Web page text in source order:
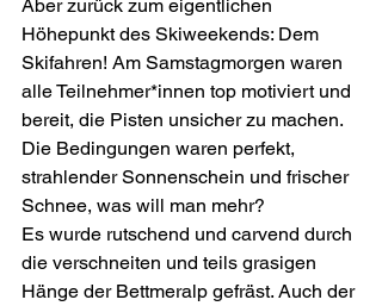
Aber zurück zum eigentlichen
Höhepunkt des Skiweekends: Dem
Skifahren! Am Samstagmorgen waren
alle Teilnehmer*innen top motiviert und
bereit, die Pisten unsicher zu machen.
Die Bedingungen waren perfekt,
strahlender Sonnenschein und frischer
Schnee, was will man mehr?
Es wurde rutschend und carvend durch
die verschneiten und teils grasigen
Hänge der Bettmeralp gefräst. Auch der